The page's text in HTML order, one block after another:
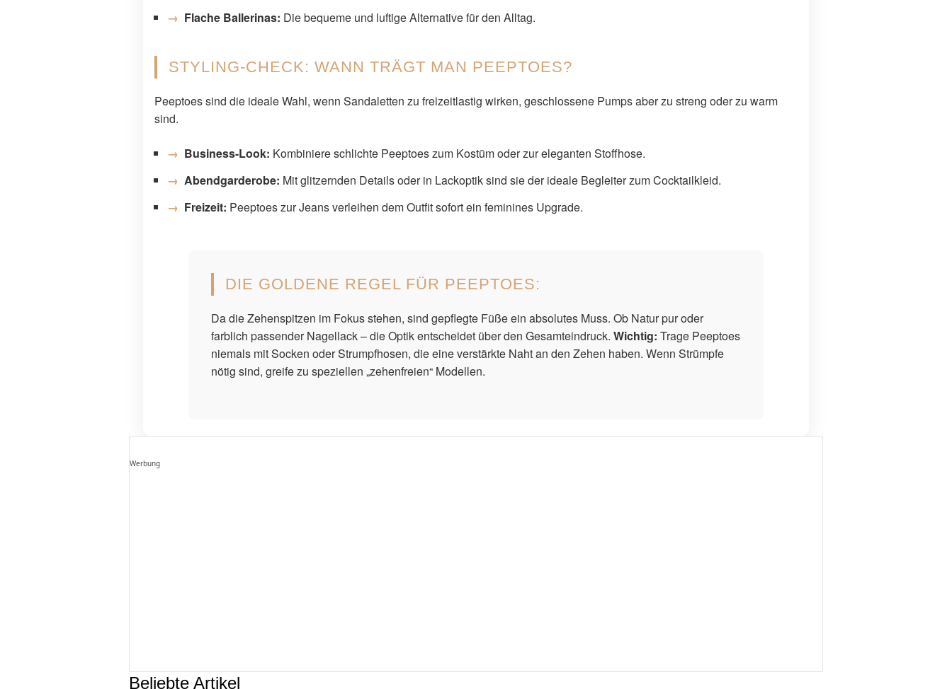
Flache Ballerinas: Die bequeme und luftige Alternative für den Alltag.
STYLING-CHECK: WANN TRÄGT MAN PEEPTOES?
Peeptoes sind die ideale Wahl, wenn Sandaletten zu freizeitlastig wirken, geschlossene Pumps aber zu streng oder zu warm
sind.
Business-Look: Kombiniere schlichte Peeptoes zum Kostüm oder zur eleganten Stoffhose.
Abendgarderobe: Mit glitzernden Details oder in Lackoptik sind sie der ideale Begleiter zum Cocktailkleid.
Freizeit: Peeptoes zur Jeans verleihen dem Outfit sofort ein feminines Upgrade.
DIE GOLDENE REGEL FÜR PEEPTOES:
Da die Zehenspitzen im Fokus stehen, sind gepflegte Füße ein absolutes Muss. Ob Natur pur oder
farblich passender Nagellack – die Optik entscheidet über den Gesamteindruck. Wichtig: Trage Peeptoes
niemals mit Socken oder Strumpfhosen, die eine verstärkte Naht an den Zehen haben. Wenn Strümpfe
nötig sind, greife zu speziellen „zehenfreien“ Modellen.
Werbung
Beliebte Artikel